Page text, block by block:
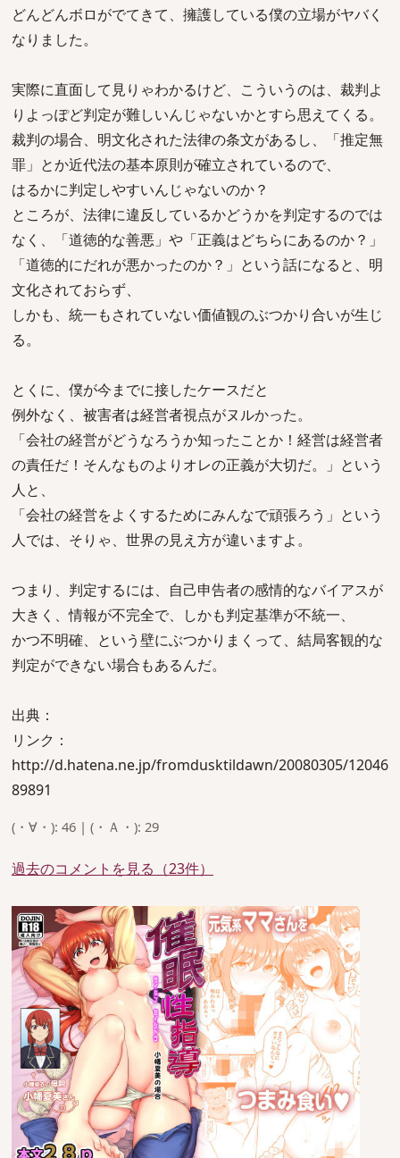
どんどんボロがでてきて、擁護している僕の立場がヤバく
なりました。
実際に直面して見りゃわかるけど、こういうのは、裁判よ
りよっぽど判定が難しいんじゃないかとすら思えてくる。
裁判の場合、明文化された法律の条文があるし、「推定無
罪」とか近代法の基本原則が確立されているので、
はるかに判定しやすいんじゃないのか？
ところが、法律に違反しているかどうかを判定するのでは
なく、「道徳的な善悪」や「正義はどちらにあるのか？」
「道徳的にだれが悪かったのか？」という話になると、明
文化されておらず、
しかも、統一もされていない価値観のぶつかり合いが生じ
る。
とくに、僕が今までに接したケースだと
例外なく、被害者は経営者視点がヌルかった。
「会社の経営がどうなろうか知ったことか！経営は経営者
の責任だ！そんなものよりオレの正義が大切だ。」という
人と、
「会社の経営をよくするためにみんなで頑張ろう」という
人では、そりゃ、世界の見え方が違いますよ。
つまり、判定するには、自己申告者の感情的なバイアスが
大きく、情報が不完全で、しかも判定基準が不統一、
かつ不明確、という壁にぶつかりまくって、結局客観的な
判定ができない場合もあるんだ。
出典：
リンク：
http://d.hatena.ne.jp/fromdusktildawn/20080305/12046
89891
(・∀・): 46 | (・Ａ・): 29
過去のコメントを見る（23件）